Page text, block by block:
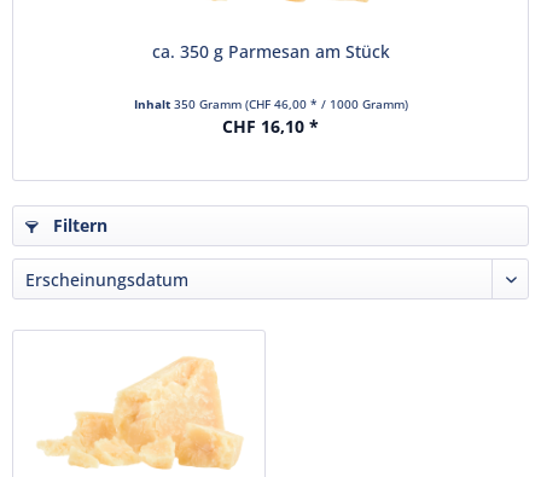
ca. 350 g Parmesan am Stück
Inhalt 350 Gramm (CHF 46,00 * / 1000 Gramm)
CHF 16,10 *
Filtern